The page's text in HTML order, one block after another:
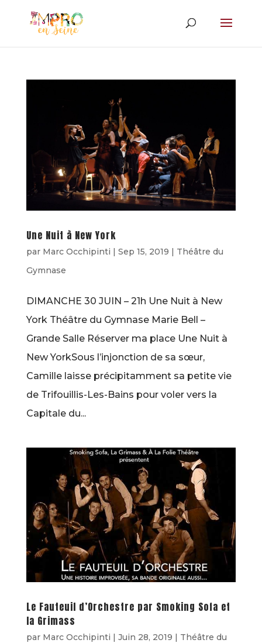
Une Nuit à New York
par Marc Occhipinti | Sep 15, 2019 | Théâtre du
Gymnase
DIMANCHE 30 JUIN – 21h Une Nuit à New
York Théâtre du Gymnase Marie Bell –
Grande Salle Réserver ma place Une Nuit à
New YorkSous l’injonction de sa sœur,
Camille laisse précipitamment sa petite vie
de Trifouillis-Les-Bains pour voler vers la
Capitale du...
Le Fauteuil d’Orchestre par Smoking Sofa et
la Grimass
par Marc Occhipinti | Juin 28, 2019 | Théâtre du